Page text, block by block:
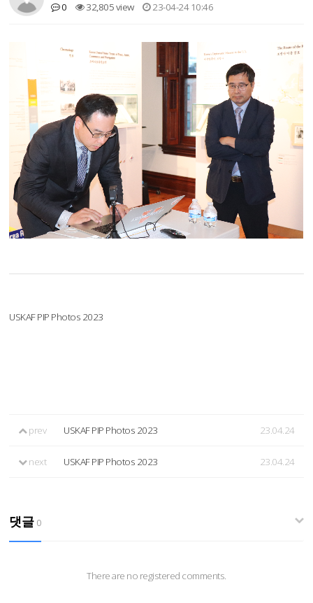
0 32,805 view 23-04-24 10:46
USKAF PIP Photos 2023
prev USKAF PIP Photos 2023 23.04.24
next USKAF PIP Photos 2023 23.04.24
댓글 0
There are no registered comments.